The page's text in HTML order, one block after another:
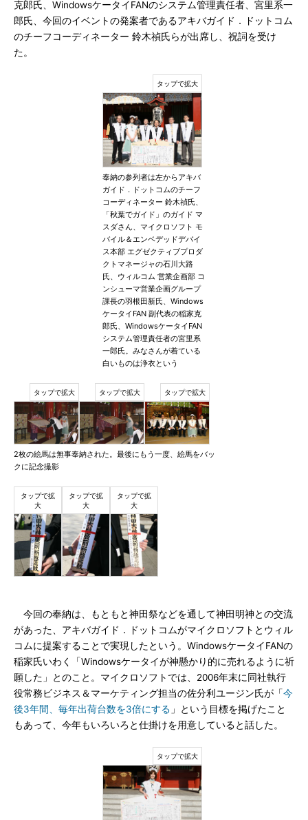
克郎氏、WindowsケータイFANのシステム管理責任者、宮里系一
郎氏、今回のイベントの発案者であるアキバガイド．ドットコム
のチーフコーディネーター 鈴木禎氏らが出席し、祝詞を受け
た。
奉納の参列者は左からアキバ
ガイド．ドットコムのチーフ
コーディネーター 鈴木禎氏、
「秋葉でガイド」のガイド マ
スダさん、マイクロソフト モ
バイル＆エンベデッドデバイ
ス本部 エグゼクティブプロダ
クトマネージャの石川大路
氏、ウィルコム 営業企画部 コ
ンシューマ営業企画グループ
課長の羽根田新氏、Windows
ケータイFAN 副代表の稲家克
郎氏、WindowsケータイFAN
システム管理責任者の宮里系
一郎氏。みなさんが着ている
白いものは浄衣という
2枚の絵馬は無事奉納された。最後にもう一度、絵馬をバッ
クに記念撮影
今回の奉納は、もともと神田祭などを通して神田明神との交流
があった、アキバガイド．ドットコムがマイクロソフトとウィル
コムに提案することで実現したという。WindowsケータイFANの
稲家氏いわく「Windowsケータイが神懸かり的に売れるように祈
願した」とのこと。マイクロソフトでは、2006年末に同社執行
役常務ビジネス＆マーケティング担当の佐分利ユージン氏が「今
後3年間、毎年出荷台数を3倍にする 」という目標を掲げたこと
もあって、今年もいろいろと仕掛けを用意していると話した。